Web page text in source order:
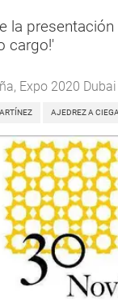
presentación
cargo!'
Expo 2020 Dubai
AJEDREZ A